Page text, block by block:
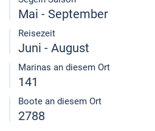
Mai - September
Reisezeit
Juni - August
Marinas an diesem Ort
141
Boote an diesem Ort
2788